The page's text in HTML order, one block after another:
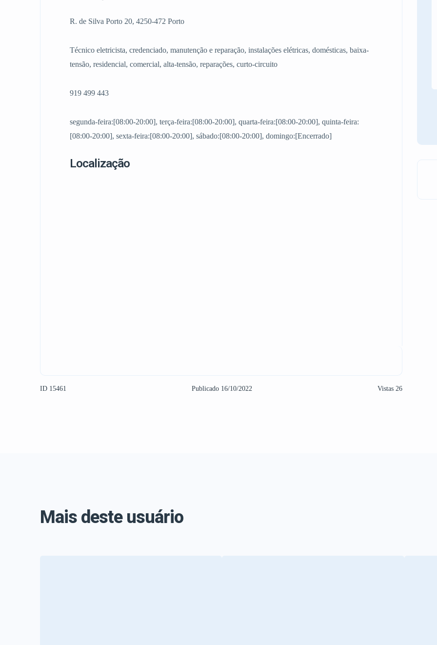
R. de Silva Porto 20, 4250-472 Porto
Técnico eletricista, credenciado, manutenção e reparação, instalações elétricas, domésticas, baixa-
tensão, residencial, comercial, alta-tensão, reparações, curto-circuito
919 499 443
segunda-feira:[08:00-20:00], terça-feira:[08:00-20:00], quarta-feira:[08:00-20:00], quinta-feira:
[08:00-20:00], sexta-feira:[08:00-20:00], sábado:[08:00-20:00], domingo:[Encerrado]
Localização
ID 15461 Publicado 16/10/2022 Vistas 26
Mais deste usuário